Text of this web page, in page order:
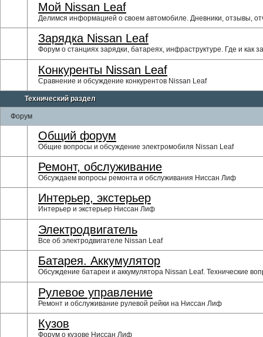
Мой Nissan Leaf
Делимся информацией о своем автомобиле. Дневники, отзывы,
Зарядка Nissan Leaf
Форум о станциях зарядки, батареях, инфраструктуре. Где и как
Конкуренты Nissan Leaf
Сравнение и обсуждение конкурентов Nissan Leaf
Технический раздел
Форум
Общий форум
Общие вопросы и обсуждение электромобиля Nissan Leaf
Ремонт, обслуживание
Обсуждаем вопросы ремонта и обслуживания Ниссан Лиф
Интерьер, экстерьер
Интерьер и экстерьер Ниссан Лиф
Электродвигатель
Все об электродвигателе Nissan Leaf
Батарея. Аккумулятор
Обсуждение батареи и аккумулятора Nissan Leaf. Технические
Рулевое управление
Ремонт и обслуживание рулевой рейки на Ниссан Лиф
Кузов
Форум о кузове Ниссан Лиф